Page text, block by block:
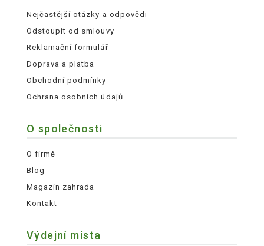
Nejčastější otázky a odpovědi
Odstoupit od smlouvy
Reklamační formulář
Doprava a platba
Obchodní podmínky
Ochrana osobních údajů
O společnosti
O firmě
Blog
Magazín zahrada
Kontakt
Výdejní místa